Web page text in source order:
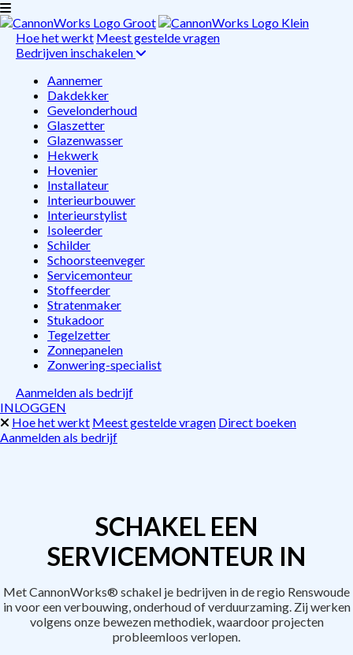
Hoe het werkt Meest gestelde vragen
Bedrijven inschakelen
Aannemer
Dakdekker
Gevelonderhoud
Glaszetter
Glazenwasser
Hekwerk
Hovenier
Installateur
Interieurbouwer
Interieurstylist
Isoleerder
Schilder
Schoorsteenveger
Servicemonteur
Stoffeerder
Stratenmaker
Stukadoor
Tegelzetter
Zonnepanelen
Zonwering-specialist
Aanmelden als bedrijf
INLOGGEN
Hoe het werkt Meest gestelde vragen Direct boeken
Aanmelden als bedrijf
SCHAKEL EEN
SERVICEMONTEUR IN
Met CannonWorks® schakel je bedrijven in de regio Renswoude
in voor een verbouwing, onderhoud of verduurzaming. Zij werken
volgens onze bewezen methodiek, waardoor projecten
probleemloos verlopen.